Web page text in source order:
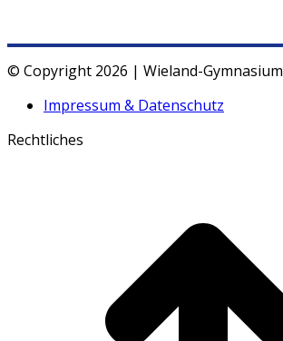
© Copyright 2026 | Wieland-Gymnasium
Impressum & Datenschutz
Rechtliches